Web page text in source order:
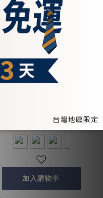
色(073821)
加入購物車